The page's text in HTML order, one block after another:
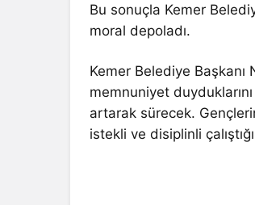
Bu sonuçla Kemer
moral depoladı.
Kemer Belediye
memnuniyet
artarak sürecek.
istekli ve disiplinli